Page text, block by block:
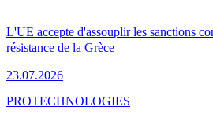
L'UE accepte d'assouplir les sanctions
résistance de la Grèce
23.07.2026
PROTECHNOLOGIES